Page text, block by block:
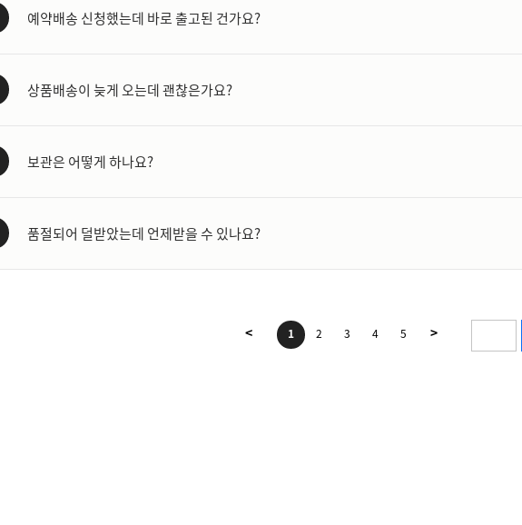
예약배송 신청했는데 바로 출고된 건가요?
상품배송이 늦게 오는데 괜찮은가요?
보관은 어떻게 하나요?
품절되어 덜받았는데 언제받을 수 있나요?
< 1 2 3 4 5 >